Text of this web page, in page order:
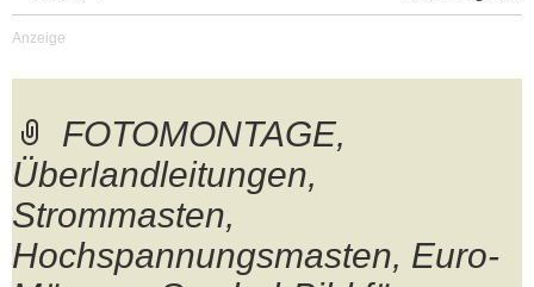
FOTOMONTAGE,
Überlandleitungen,
Strommasten,
Hochspannungsmasten, Euro-